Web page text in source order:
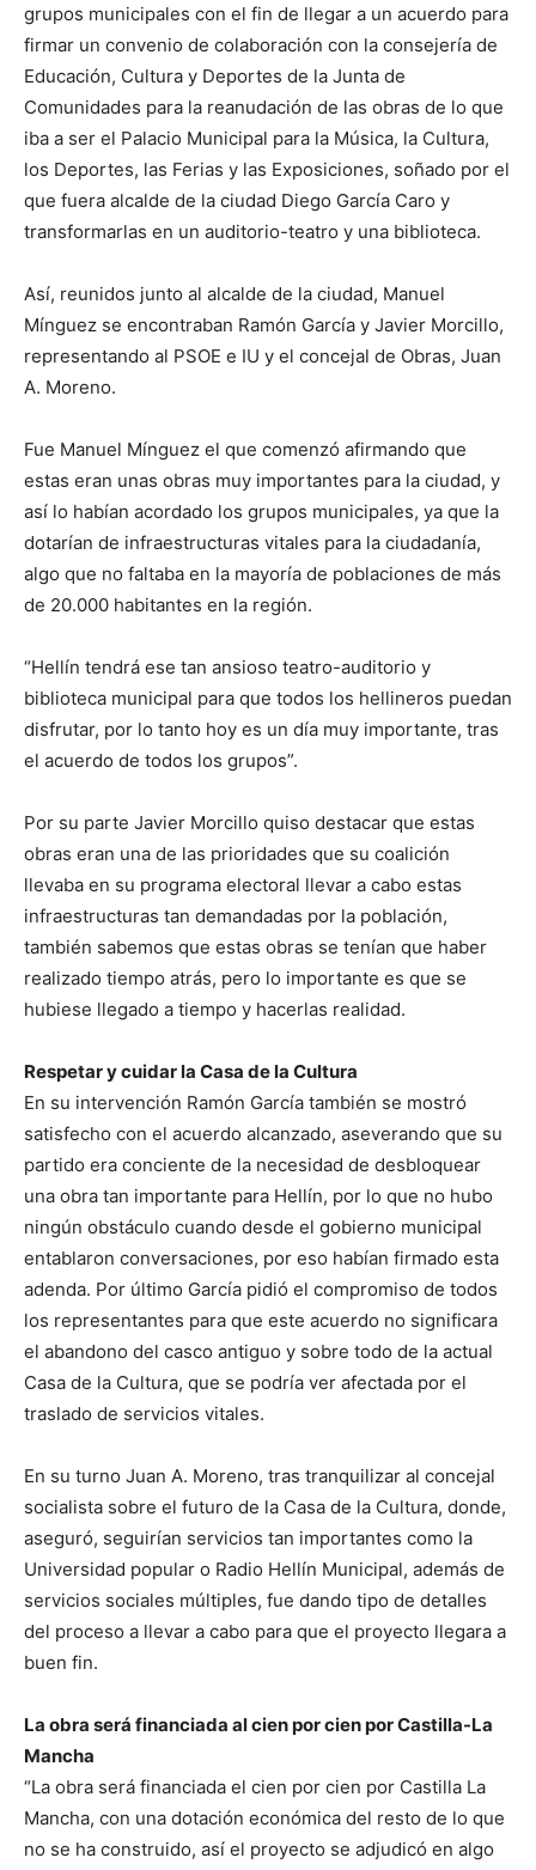
grupos municipales con el fin de llegar a un acuerdo para
firmar un convenio de colaboración con la consejería de
Educación, Cultura y Deportes de la Junta de
Comunidades para la reanudación de las obras de lo que
iba a ser el Palacio Municipal para la Música, la Cultura,
los Deportes, las Ferias y las Exposiciones, soñado por el
que fuera alcalde de la ciudad Diego García Caro y
transformarlas en un auditorio-teatro y una biblioteca.
Así, reunidos junto al alcalde de la ciudad, Manuel
Mínguez se encontraban Ramón García y Javier Morcillo,
representando al PSOE e IU y el concejal de Obras, Juan
A. Moreno.
Fue Manuel Mínguez el que comenzó afirmando que
estas eran unas obras muy importantes para la ciudad, y
así lo habían acordado los grupos municipales, ya que la
dotarían de infraestructuras vitales para la ciudadanía,
algo que no faltaba en la mayoría de poblaciones de más
de 20.000 habitantes en la región.
“Hellín tendrá ese tan ansioso teatro-auditorio y
biblioteca municipal para que todos los hellineros puedan
disfrutar, por lo tanto hoy es un día muy importante, tras
el acuerdo de todos los grupos”.
Por su parte Javier Morcillo quiso destacar que estas
obras eran una de las prioridades que su coalición
llevaba en su programa electoral llevar a cabo estas
infraestructuras tan demandadas por la población,
también sabemos que estas obras se tenían que haber
realizado tiempo atrás, pero lo importante es que se
hubiese llegado a tiempo y hacerlas realidad.
Respetar y cuidar la Casa de la Cultura
En su intervención Ramón García también se mostró
satisfecho con el acuerdo alcanzado, aseverando que su
partido era conciente de la necesidad de desbloquear
una obra tan importante para Hellín, por lo que no hubo
ningún obstáculo cuando desde el gobierno municipal
entablaron conversaciones, por eso habían firmado esta
adenda. Por último García pidió el compromiso de todos
los representantes para que este acuerdo no significara
el abandono del casco antiguo y sobre todo de la actual
Casa de la Cultura, que se podría ver afectada por el
traslado de servicios vitales.
En su turno Juan A. Moreno, tras tranquilizar al concejal
socialista sobre el futuro de la Casa de la Cultura, donde,
aseguró, seguirían servicios tan importantes como la
Universidad popular o Radio Hellín Municipal, además de
servicios sociales múltiples, fue dando tipo de detalles
del proceso a llevar a cabo para que el proyecto llegara a
buen fin.
La obra será financiada al cien por cien por Castilla-La
Mancha
“La obra será financiada el cien por cien por Castilla La
Mancha, con una dotación económica del resto de lo que
no se ha construido, así el proyecto se adjudicó en algo